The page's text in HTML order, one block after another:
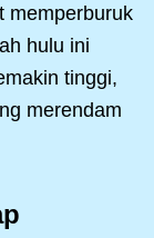
memperburuk
hulu ini
tinggi,
merendam